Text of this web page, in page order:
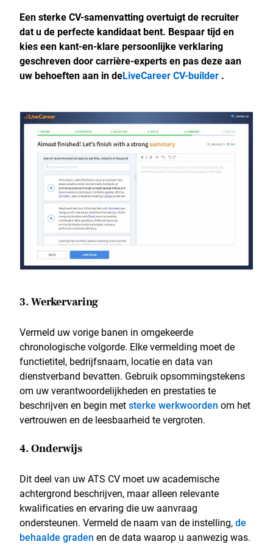
Een sterke CV-samenvatting overtuigt de recruiter
dat u de perfecte kandidaat bent. Bespaar tijd en
kies een kant-en-klare persoonlijke verklaring
geschreven door carrière-experts en pas deze aan
uw behoeften aan in deLiveCareer CV-builder .
3. Werkervaring
Vermeld uw vorige banen in omgekeerde
chronologische volgorde. Elke vermelding moet de
functietitel, bedrijfsnaam, locatie en data van
dienstverband bevatten. Gebruik opsommingstekens
om uw verantwoordelijkheden en prestaties te
beschrijven en begin metsterke werkwoorden om het
vertrouwen en de leesbaarheid te vergroten.
4. Onderwijs
Dit deel van uw ATS CV moet uw academische
achtergrond beschrijven, maar alleen relevante
kwalificaties en ervaring die uw aanvraag
ondersteunen. Vermeld de naam van de instelling,de
behaalde graden en de data waarop u aanwezig was.